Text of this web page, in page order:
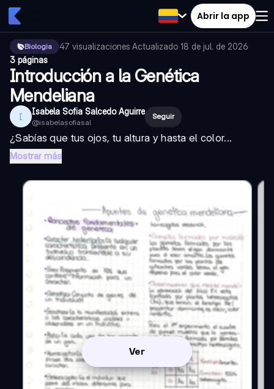
Abrir la app
Biologia 47 visualizaciones·Actualizado 18 de jul. de 2026·
3 páginas
Introducción a la Genética
Mendeliana
I Isabela Sofia Salcedo Aguirre
@isabelasofiasal
Seguir
¿Sabías que tus ojos, tu altura y hasta el color...
Mostrar más
Ver